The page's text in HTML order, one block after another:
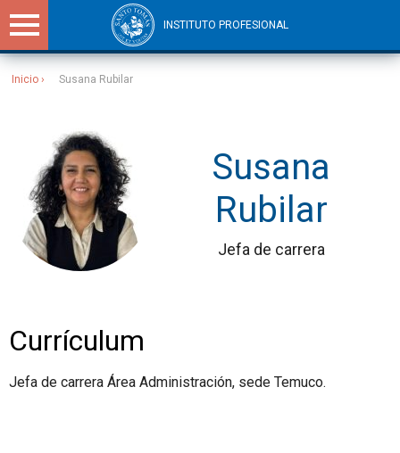
INSTITUTO PROFESIONAL
Inicio Susana Rubilar
Susana
Rubilar
Jefa de carrera
Currículum
Jefa de carrera Área Administración, sede Temuco.